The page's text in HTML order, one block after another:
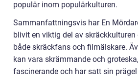
populär inom populärkulturen.
Sammanfattningsvis har En
blivit en viktig del av
både skräckfans och filmälskare.
kan vara skrämmande och
fascinerande och har satt sin